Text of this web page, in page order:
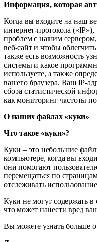
Информация, которая
Когда вы входите на наш
интернет-протокола
проблем с нашим
веб-сайт и чтобы
также есть возможность
системы и какое
используете, а также
вашего браузера. Ваш IP-
сбора статистической
как мониторинг частоты
О наших файлах «куки»
Что такое «куки»?
Куки – это небольшие
компьютере, когда вы
они помогают
перемещаться по
отслеживать
Куки не могут содержать
что может нанести вред
Вы можете узнать больше